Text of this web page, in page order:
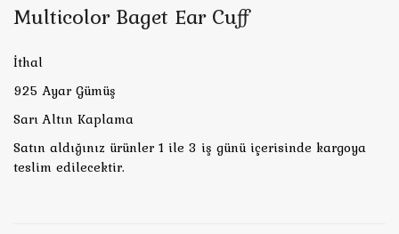
Multicolor Baget Ear Cuff
İthal
925 Ayar Gümüş
Sarı Altın Kaplama
Satın aldığınız ürünler 1 ile 3 iş günü içerisinde kargoya
teslim edilecektir.